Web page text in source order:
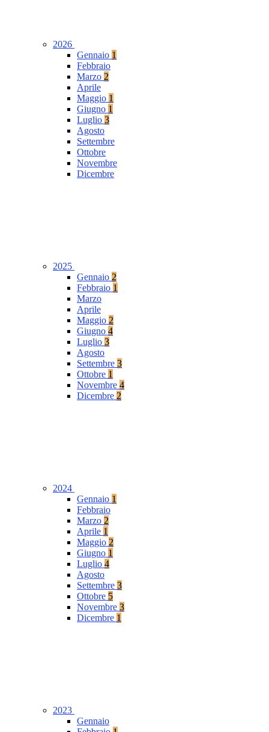
2026
Gennaio 1
Febbraio
Marzo 2
Aprile
Maggio 1
Giugno 1
Luglio 3
Agosto
Settembre
Ottobre
Novembre
Dicembre
2025
Gennaio 2
Febbraio 1
Marzo
Aprile
Maggio 2
Giugno 4
Luglio 3
Agosto
Settembre 3
Ottobre 1
Novembre 4
Dicembre 2
2024
Gennaio 1
Febbraio
Marzo 2
Aprile 1
Maggio 2
Giugno 1
Luglio 4
Agosto
Settembre 3
Ottobre 5
Novembre 3
Dicembre 1
2023
Gennaio